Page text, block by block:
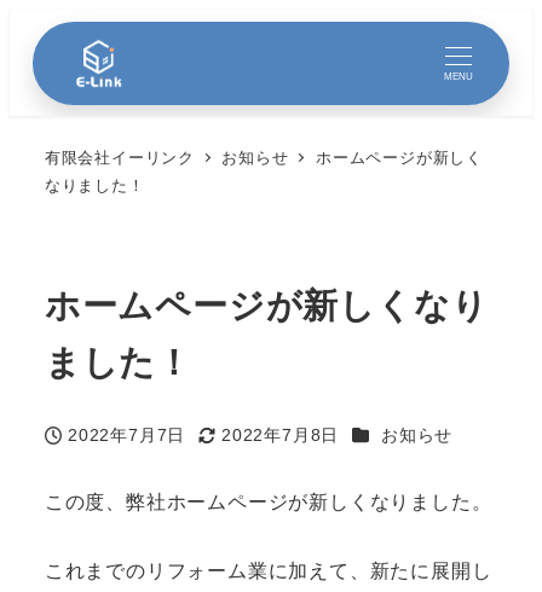
MENU
有限会社イーリンク お知らせ
ホームページが新しく
なりました！
ホームページが新しくなり
ました！
投稿日
2022年7月7日
更新日
2022年7月8日 カテゴリー
お知らせ
この度、弊社ホームページが新しくなりました。
これまでのリフォーム業に加えて、新たに展開し